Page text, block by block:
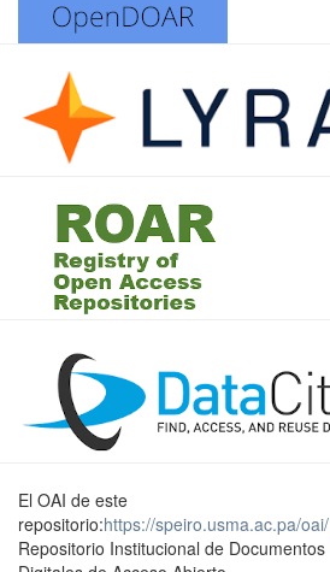
El OAI de este
repositorio:https://speiro.usma.ac.pa/oai/
Repositorio Institucional de Documentos